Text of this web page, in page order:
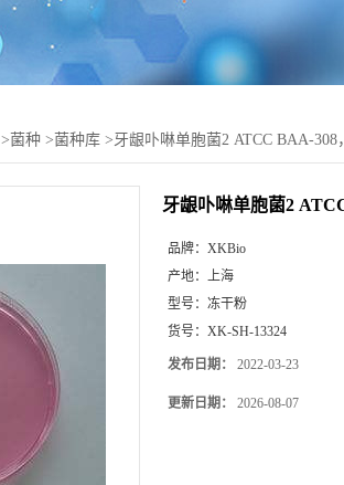
>菌种 >菌种库 >牙龈卟啉单胞菌2 ATCC BAA-308
牙龈卟啉单胞菌2
品牌： XKBio
产地： 上海
型号： 冻干粉
货号： XK-SH-13324
发布日期： 2022-03-23
更新日期： 2026-08-07